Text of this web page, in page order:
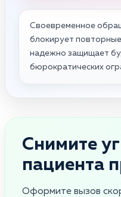
Своевременное
блокирует
надежно защищает
бюрократических
Снимите
пациента
Оформите вызов